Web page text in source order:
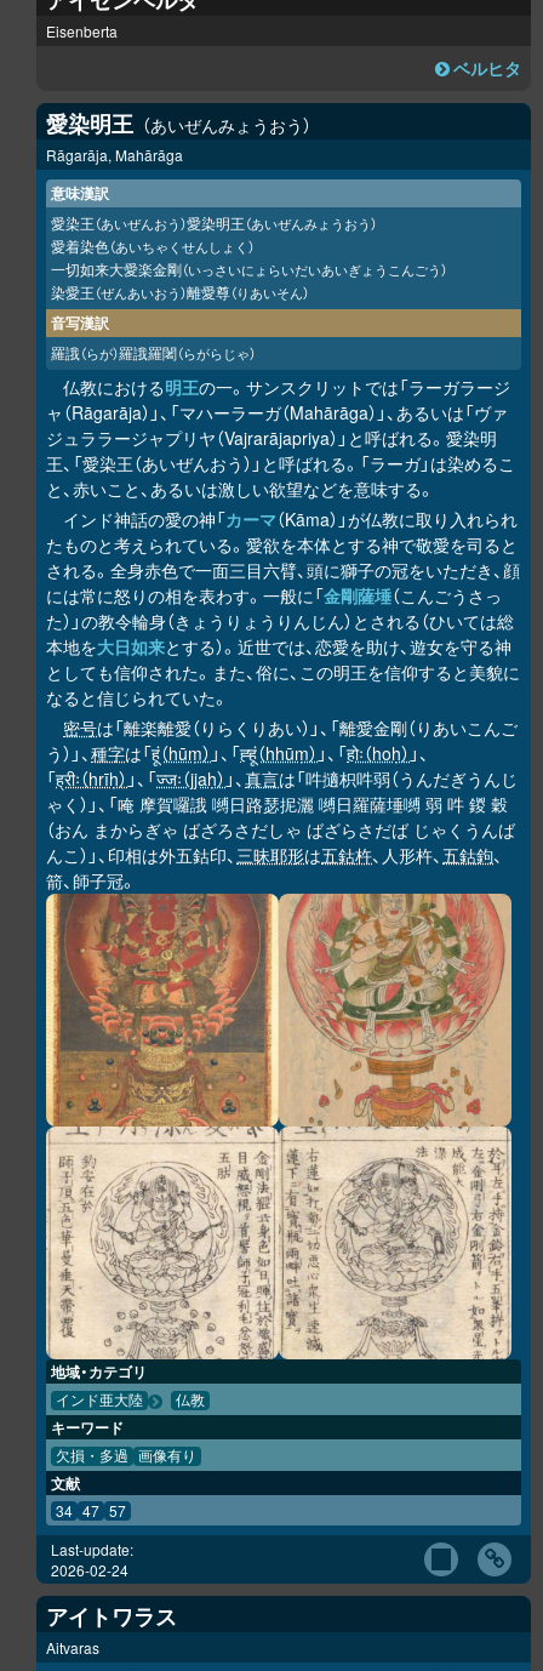
Eisenberta
ベルヒタ
愛染明王 あいぜんみょうおう
Rāgarāja, Mahārāga
意味漢訳
愛染王（あいぜんおう）愛染明王（あいぜんみょうおう）
愛着染色（あいちゃくせんしょく）
一切如来大愛楽金剛（いっさいにょらいだいあいぎょうこんごう）
染愛王（ぜんあいおう）離愛尊（りあいそん）
音写漢訳
羅誐（らが）羅誐羅闍（らがらじゃ）
仏教における明王の一。サンスクリットでは「ラーガラージ
ャ（Rāgarāja）」、「マハーラーガ（Mahārāga）」、あるいは「ヴァ
ジュララージャプリヤ（Vajrarājapriya）」と呼ばれる。愛染明
王、「愛染王（あいぜんおう）」と呼ばれる。「ラーガ」は染めるこ
と、赤いこと、あるいは激しい欲望などを意味する。
インド神話の愛の神「カーマ（Kāma）」が仏教に取り入れられ
たものと考えられている。愛欲を本体とする神で敬愛を司ると
される。全身赤色で一面三目六臂、頭に獅子の冠をいただき、顔
には常に怒りの相を表わす。一般に「金剛薩埵（こんごうさっ
た）」の教令輪身（きょうりょうりんじん）とされる（ひいては総
本地を大日如来とする）。近世では、恋愛を助け、遊女を守る神
としても信仰された。また、俗に、この明王を信仰すると美貌に
なると信じられていた。
密号は「離楽離愛（りらくりあい）」、「離愛金剛（りあいこんご
う）」、種字は「हूं（hūṃ） 」、「ह्हूं（hhūṃ） 」、「होः（hoḥ） 」、
「ह्रीः（hrīḥ） 」、「ज्जः（jjaḥ） 」、真言は「吽擿枳吽弱（うんだぎうんじ
ゃく）」、「唵 摩賀囉誐 嚩日路瑟抳灑 嚩日羅薩埵嚩 弱 吽 鍐 穀
（おん まからぎゃ ばざろさだしゃ ばざらさだば じゃくうんば
んこ）」、印相は外五鈷印、三昧耶形は五鈷杵、人形杵、五鈷鉤、
箭、師子冠。
地域・カテゴリ
インド亜大陸 仏教
キーワード
欠損・多過 画像有り
文献
34 47 57
Last-update:
2026-02-24
アイトワラス
Aitvaras